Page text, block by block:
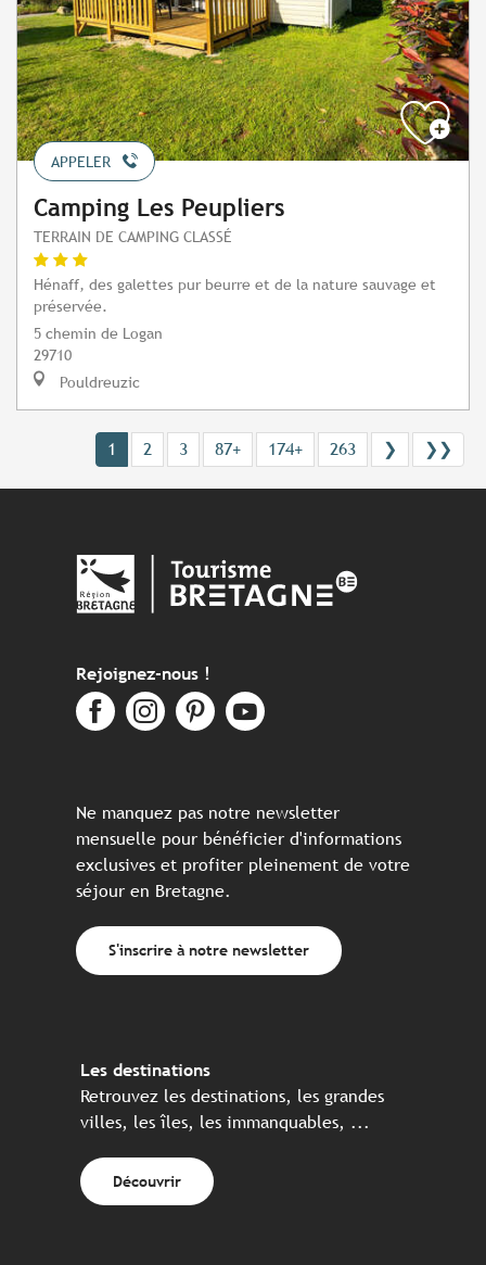
APPELER
Camping Les Peupliers
TERRAIN DE CAMPING CLASSÉ
Hénaff, des galettes pur beurre et de la nature sauvage et
préservée.
5 chemin de Logan
29710
Pouldreuzic
1 2 3 87+ 174+ 263 ❯ ❯❯
Rejoignez-nous !
Ne manquez pas notre newsletter
mensuelle pour bénéficier d'informations
exclusives et profiter pleinement de votre
séjour en Bretagne.
S'inscrire à notre newsletter
Les destinations
Retrouvez les destinations, les grandes
villes, les îles, les immanquables, ...
Découvrir